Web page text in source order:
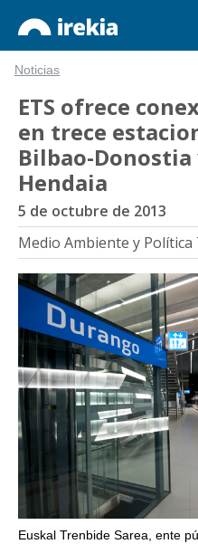
Noticias
ETS ofrece
en trece
Bilbao-Donostia
Hendaia
5 de octubre de 2013
Medio Ambiente y
Euskal Trenbide Sarea, ente